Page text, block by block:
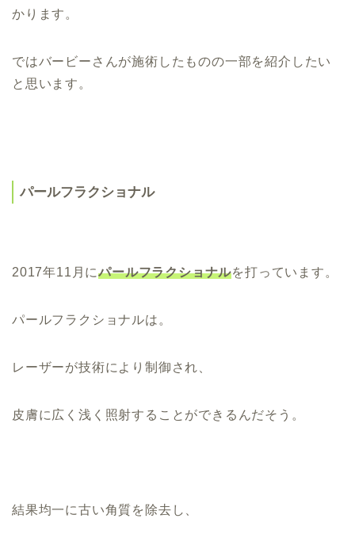
かります。
ではバービーさんが施術したものの一部を紹介したい
と思います。
パールフラクショナル
2017年11月にパールフラクショナルを打っています。
パールフラクショナルは。
レーザーが技術により制御され、
皮膚に広く浅く照射することができるんだそう。
結果均一に古い角質を除去し、